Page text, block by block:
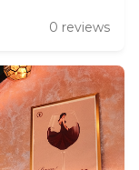
0 reviews